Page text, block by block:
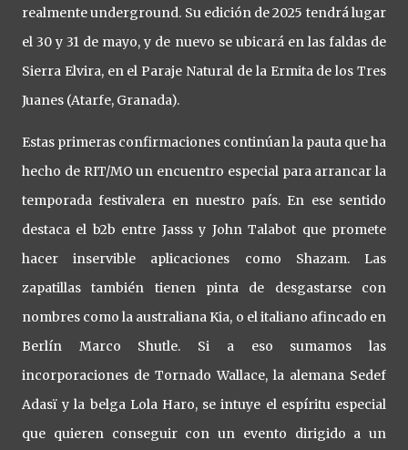
realmente underground. Su edición de 2025 tendrá lugar
el 30 y 31 de mayo, y de nuevo se ubicará en las faldas de
Sierra Elvira, en el Paraje Natural de la Ermita de los Tres
Juanes (Atarfe, Granada).
Estas primeras confirmaciones continúan la pauta que ha
hecho de RIT/MO un encuentro especial para arrancar la
temporada festivalera en nuestro país. En ese sentido
destaca el b2b entre Jasss y John Talabot que promete
hacer inservible aplicaciones como Shazam. Las
zapatillas también tienen pinta de desgastarse con
nombres como la australiana Kia, o el italiano afincado en
Berlín Marco Shutle. Si a eso sumamos las
incorporaciones de Tornado Wallace, la alemana Sedef
Adasï y la belga Lola Haro, se intuye el espíritu especial
que quieren conseguir con un evento dirigido a un